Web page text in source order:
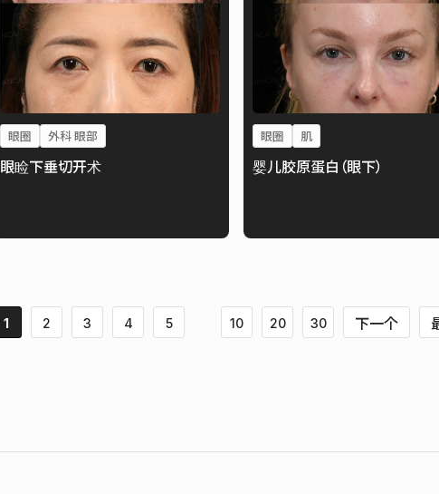
眼圈 外科 眼部
眼睑下垂切开术
眼圈 肌
婴儿胶原蛋白（眼下）
1 2 3 4 5 10 20 30 下一个